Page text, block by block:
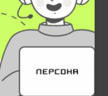
в надежных